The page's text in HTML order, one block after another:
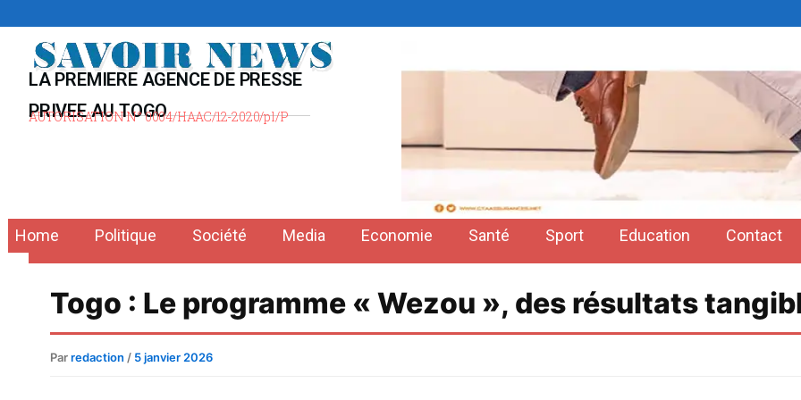
contenu
LA PREMIERE AGENCE DE PRESSE
PRIVEE AU TOGO
AUTORISATION N° 0004/HAAC/12-2020/pl/P
Home Politique Société Media Economie Santé Sport Education Contact
Togo : Le programme « Wezou », des résultats
Parredaction / 5 janvier 2026